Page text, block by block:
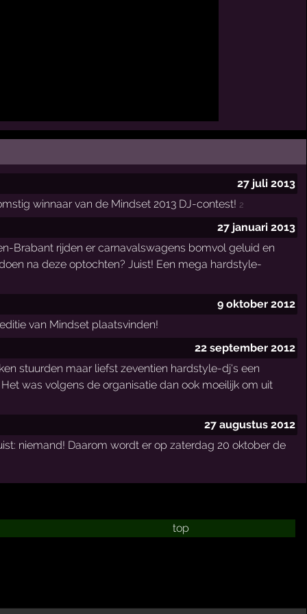
27 juli 2013
winnaar van de Mindset 2013 DJ-contest! 2
27 januari 2013
Brabant rijden er carnavalswagens bomvol geluid en
na deze optochten? Juist! Een mega hardstyle-
9 oktober 2012
van Mindset plaatsvinden!
22 september 2012
stuurden maar liefst zeventien hardstyle-dj's een
was volgens de organisatie dan ook moeilijk om uit
27 augustus 2012
niemand! Daarom wordt er op zaterdag 20 oktober de
top